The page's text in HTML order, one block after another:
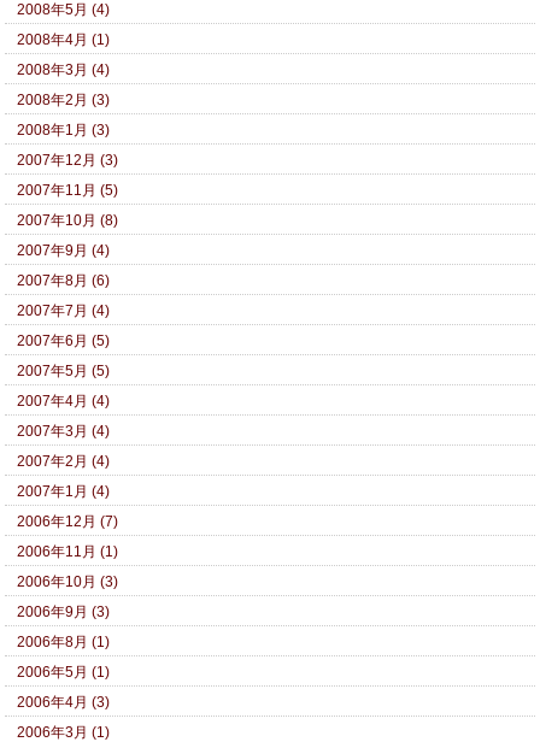
2008年5月 (4)
2008年4月 (1)
2008年3月 (4)
2008年2月 (3)
2008年1月 (3)
2007年12月 (3)
2007年11月 (5)
2007年10月 (8)
2007年9月 (4)
2007年8月 (6)
2007年7月 (4)
2007年6月 (5)
2007年5月 (5)
2007年4月 (4)
2007年3月 (4)
2007年2月 (4)
2007年1月 (4)
2006年12月 (7)
2006年11月 (1)
2006年10月 (3)
2006年9月 (3)
2006年8月 (1)
2006年5月 (1)
2006年4月 (3)
2006年3月 (1)